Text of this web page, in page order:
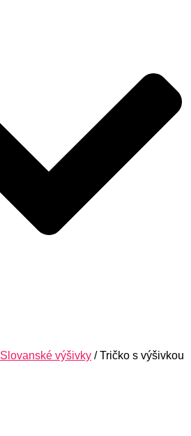
Slovanské výšivky / Tričko s výšivkou